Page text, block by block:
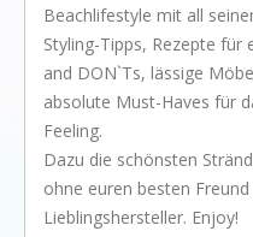
Rivièra Style
Hampton Style
Nordic Style
BRANDS
Rivièra Maison
Ocean House
Beachlifestyle mit all
Styling-Tipps, Rezepte
and DON`Ts, lässige
absolute Must-Haves für
Feeling.
Dazu die schönsten
ohne euren besten
Lieblingshersteller. Enjoy!